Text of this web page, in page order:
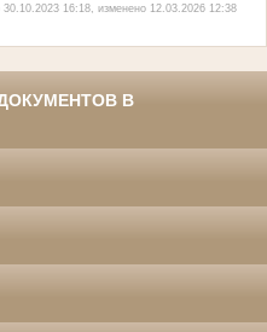
30.10.2023 16:18, изменено 12.03.2026 12:38
В